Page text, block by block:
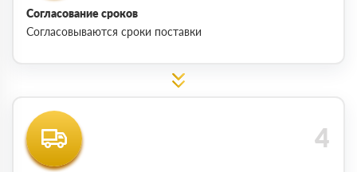
Согласование сроков
Согласовываются сроки поставки